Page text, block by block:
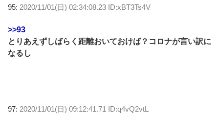
95: 2020/11/01(日) 02:34:08.23 ID:xBT3Ts4V
>>93
とりあえずしばらく距離おいておけば？コロナが言い訳に
なるし
97: 2020/11/01(日) 09:12:41.71 ID:q4vQ2vtL